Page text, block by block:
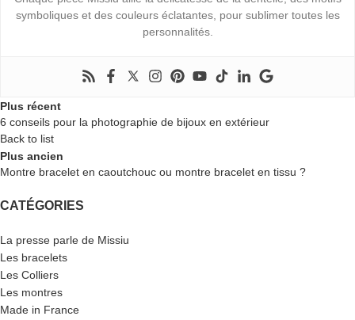
symboliques et des couleurs éclatantes, pour sublimer toutes les
personnalités.
Plus récent
6 conseils pour la photographie de bijoux en extérieur
Back to list
Plus ancien
Montre bracelet en caoutchouc ou montre bracelet en tissu ?
CATÉGORIES
La presse parle de Missiu
Les bracelets
Les Colliers
Les montres
Made in France